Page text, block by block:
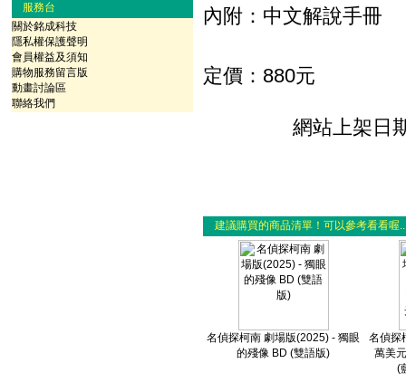
服務台
關於銘成科技
隱私權保護聲明
會員權益及須知
購物服務留言版
動畫討論區
聯絡我們
內附：中文解說手冊
定價：880元
網站上架日
建議購買的商品清單！可以參考看看喔
名偵探柯南 劇場版(2025) - 獨眼
的殘像 BD (雙語版)
名偵探
萬美
(